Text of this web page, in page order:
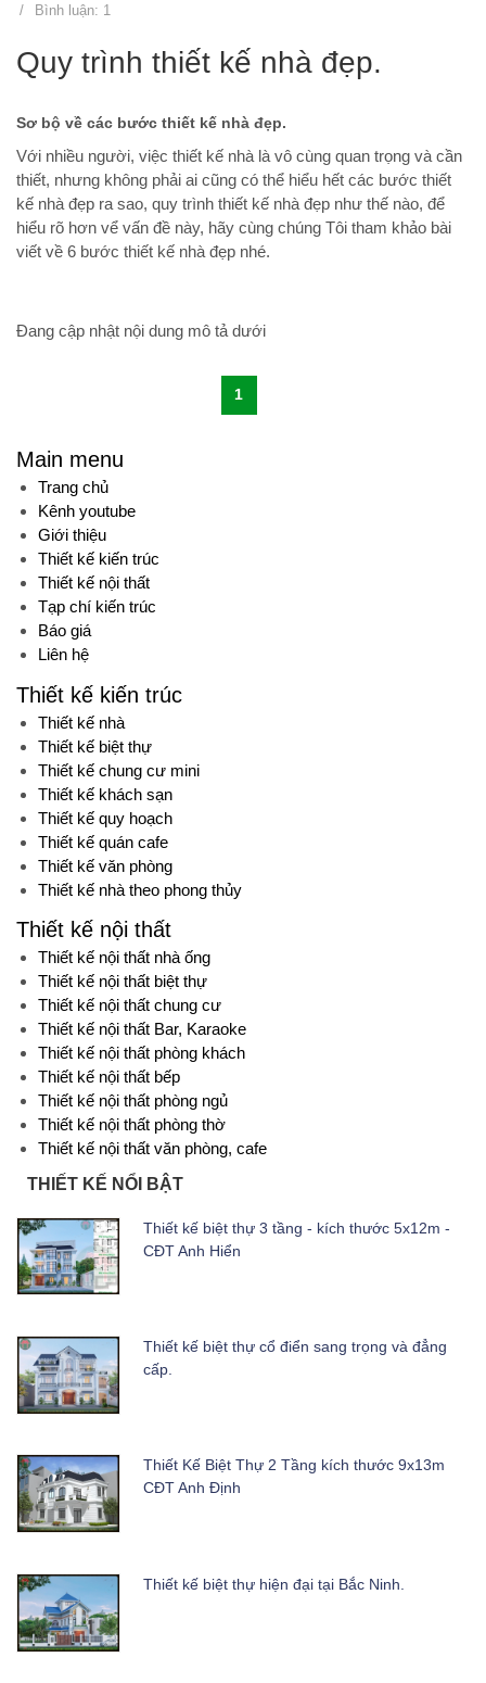
/
Bình luận: 1
Quy trình thiết kế nhà đẹp.
Sơ bộ về các bước thiết kế nhà đẹp.
Với nhiều người, việc thiết kế nhà là vô cùng quan trọng và cần
thiết, nhưng không phải ai cũng có thể hiểu hết các bước thiết
kế nhà đẹp ra sao, quy trình thiết kế nhà đẹp như thế nào, để
hiểu rõ hơn vể vấn đề này, hãy cùng chúng Tôi tham khảo bài
viết về 6 bước thiết kế nhà đẹp nhé.
Đang cập nhật nội dung mô tả dưới
1
Main menu
Trang chủ
Kênh youtube
Giới thiệu
Thiết kế kiến trúc
Thiết kế nội thất
Tạp chí kiến trúc
Báo giá
Liên hệ
Thiết kế kiến trúc
Thiết kế nhà
Thiết kế biệt thự
Thiết kế chung cư mini
Thiết kế khách sạn
Thiết kế quy hoạch
Thiết kế quán cafe
Thiết kế văn phòng
Thiết kế nhà theo phong thủy
Thiết kế nội thất
Thiết kế nội thất nhà ống
Thiết kế nội thất biệt thự
Thiết kế nội thất chung cư
Thiết kế nội thất Bar, Karaoke
Thiết kế nội thất phòng khách
Thiết kế nội thất bếp
Thiết kế nội thất phòng ngủ
Thiết kế nội thất phòng thờ
Thiết kế nội thất văn phòng, cafe
THIẾT KẾ NỔI BẬT
Thiết kế biệt thự 3 tầng - kích thước 5x12m -
CĐT Anh Hiển
Thiết kế biệt thự cổ điển sang trọng và đẳng
cấp.
Thiết Kế Biệt Thự 2 Tầng kích thước 9x13m
CĐT Anh Định
Thiết kế biệt thự hiện đại tại Bắc Ninh.